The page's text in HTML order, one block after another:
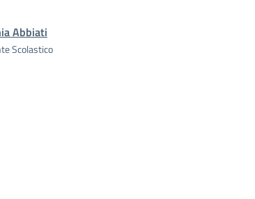
Abbiati
Scolastico